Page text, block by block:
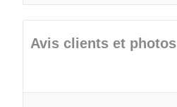
Avis clients et photos